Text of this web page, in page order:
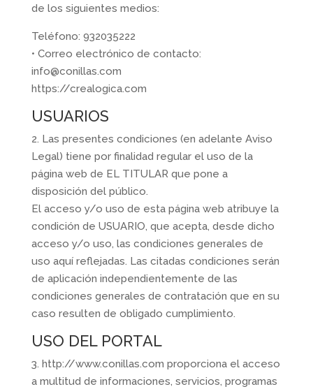
de los siguientes medios:
Teléfono: 932035222
• Correo electrónico de contacto:
info@conillas.com
https://crealogica.com
USUARIOS
2. Las presentes condiciones (en adelante Aviso
Legal) tiene por finalidad regular el uso de la
página web de EL TITULAR que pone a
disposición del público.
El acceso y/o uso de esta página web atribuye la
condición de USUARIO, que acepta, desde dicho
acceso y/o uso, las condiciones generales de
uso aquí reflejadas. Las citadas condiciones serán
de aplicación independientemente de las
condiciones generales de contratación que en su
caso resulten de obligado cumplimiento.
USO DEL PORTAL
3. http://www.conillas.com proporciona el acceso
a multitud de informaciones, servicios, programas